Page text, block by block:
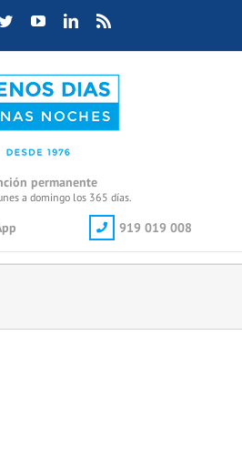
TwitterYouTubeLinkedIn
permanente
a domingo los 365 días.
919 019 008